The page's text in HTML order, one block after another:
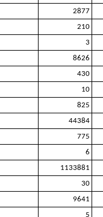
2877
210
3
8626
430
10
825
44384
775
6
1133881
30
9641
5